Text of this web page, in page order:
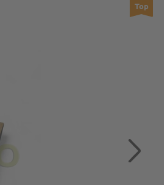
Top